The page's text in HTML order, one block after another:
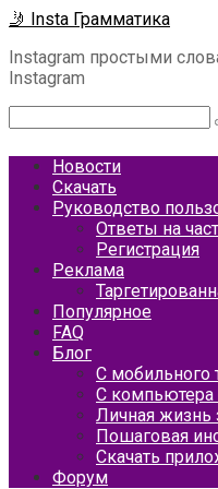
Перейти
контенту
🤳 Insta Грамматика
Instagram простыми
Instagram
Новости
Скачать
Руководство
Ответы на
Регистрация
Реклама
Популярное
FAQ
Блог
С мобильного
С компьютера
Личная жизнь
Пошаговая
Скачать
Форум